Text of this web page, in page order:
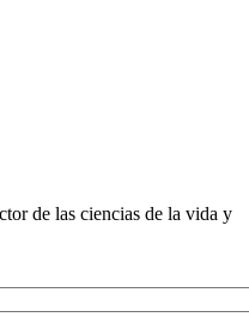
de las ciencias de la vida y